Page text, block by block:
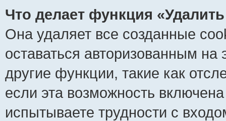
Что делает функция
Она удаляет все созданные
оставаться авторизованным
другие функции, такие как
если эта возможность
испытываете трудности с